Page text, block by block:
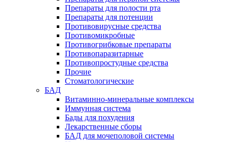
Препараты для полости рта
Препараты для потенции
Противовирусные средства
Противомикробные
Противогрибковые препараты
Противопаразитарные
Противопростудные средства
Прочие
Стоматологические
БАД
Витаминно-минеральные комплексы
Иммунная система
Бады для похудения
Лекарственные сборы
БАД для мочеполовой системы